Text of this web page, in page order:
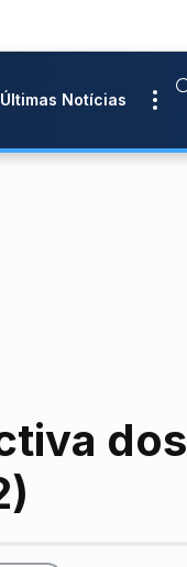
Últimas Notícias
dos